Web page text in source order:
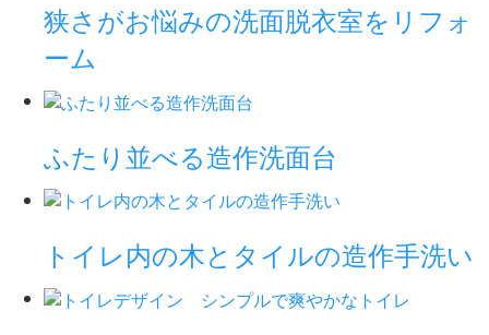
狭さがお悩みの洗面脱衣室をリフォ
ーム
ふたり並べる造作洗面台
トイレ内の木とタイルの造作手洗い